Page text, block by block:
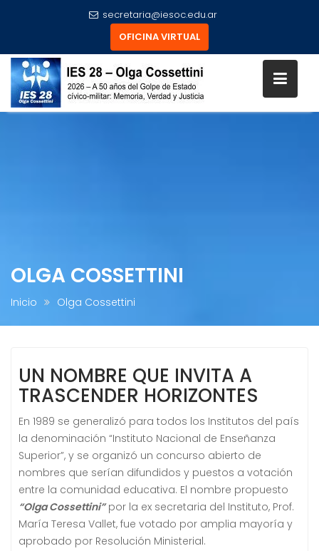
secretaria@iesoc.edu.ar
OFICINA VIRTUAL
OLGA COSSETTINI
Inicio Olga Cossettini
UN NOMBRE QUE INVITA A
TRASCENDER HORIZONTES
En 1989 se generalizó para todos los Institutos del país
la denominación “Instituto Nacional de Enseñanza
Superior”, y se organizó un concurso abierto de
nombres que serían difundidos y puestos a votación
entre la comunidad educativa. El nombre propuesto
“Olga Cossettini”por la ex secretaria del Instituto, Prof.
María Teresa Vallet, fue votado por amplia mayoría y
aprobado por Resolución Ministerial.